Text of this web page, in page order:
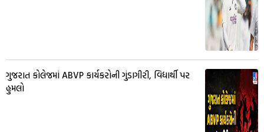
ગુજરાત કોલેજમાં ABVP કાર્યકરોની ગુંડાગીરી, વિદ્યાર્થી પર
હુમલો